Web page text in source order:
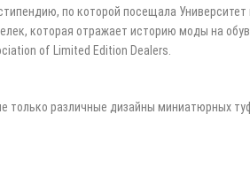
по которой посещала
которая отражает историю моды на
of Limited Edition Dealers.
только различные дизайны миниатюрных